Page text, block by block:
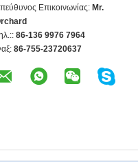
Επικοινωνίας: Mr.
86-136 9976 7964
86-755-23720637